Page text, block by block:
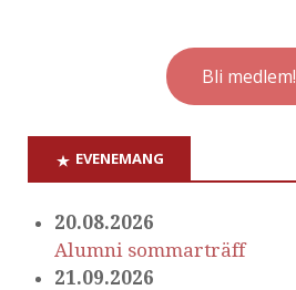
Bli medlem!
EVENEMANG
20.08.2026
Alumni sommarträff
21.09.2026